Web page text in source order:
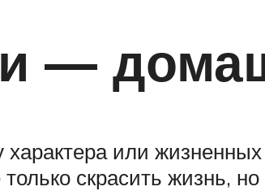
—
характера или
скрасить жизнь,